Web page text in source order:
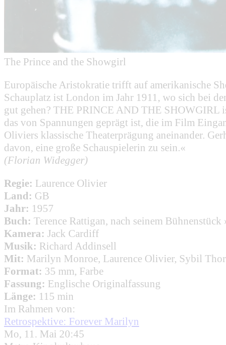
The Prince and the Showgirl
Europäische Aristokratie trifft auf amerikanische
Schauplatz ist London im Jahr 1911, wo sich bei
gut gehen? THE PRINCE AND THE SHOWGIRL
das von Spannungen geprägt ist, die im Film
Oliviers klassische Theaterprägung aneinander.
davon, eine große Schauspielerin zu sein.«
(Florian Widegger)
Regie: Laurence Olivier
Land: GB
Jahr: 1957
Buch: Terence Rattigan, nach seinem
Kamera: Jack Cardiff
Musik: Richard Addinsell
Mit: Marilyn Monroe, Laurence Olivier, Sybil
Format: 35 mm, Farbe
Fassung: Englische Originalfassung
Länge: 115 min
Im Rahmen von:
Retrospektive: Forever Marilyn
Mo, 11. Mai 20:45